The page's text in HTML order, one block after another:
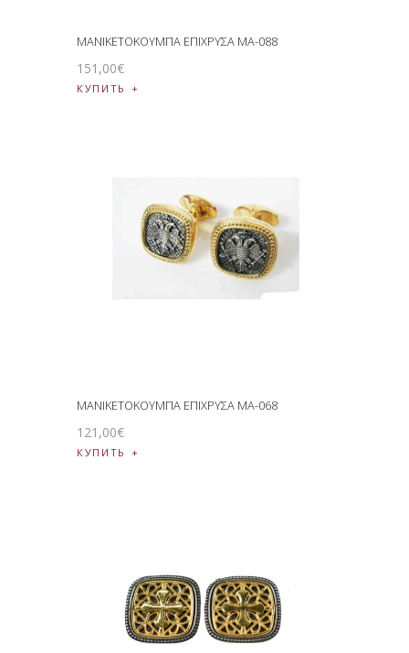
ΜΑΝΙΚΕΤΟΚΟΥΜΠΑ ΕΠΙΧΡΥΣΑ MA-088
151 ,00€
КУПИТЬ
ΜΑΝΙΚΕΤΟΚΟΥΜΠΑ ΕΠΙΧΡΥΣΑ MA-068
121 ,00€
КУПИТЬ